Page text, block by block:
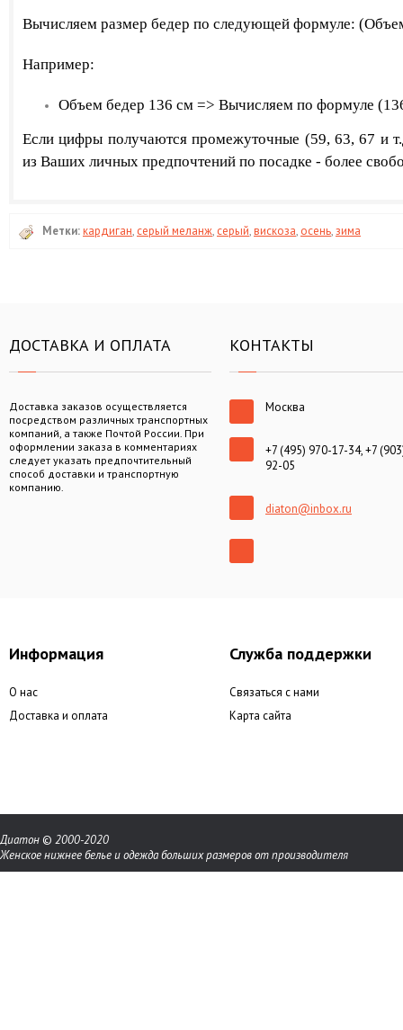
Вычисляем размер бедер по следующей формуле:
Например:
Объем бедер 136 см => Вычисляем по формуле
​Если цифры получаются промежуточные (59, 63, 67 и
из Ваших личных предпочтений по посадке - более
Метки:кардиган, серый меланж, серый,вискоза, осень,зима
ДОСТАВКА И ОПЛАТА
Доставка заказов осуществляется
посредством различных транспортных
компаний, а также Почтой России. При
оформлении заказа в комментариях
следует указать предпочтительный
способ доставки и транспортную
компанию.
КОНТАКТЫ
Москва
+7 (495) 970-17-34, +7
92-05
diaton@inbox.ru
Информация
О нас
Доставка и оплата
Служба поддержки
Связаться с нами
Карта сайта
Диатон © 2000-2020
Женское нижнее белье и одежда больших размеров от производителя